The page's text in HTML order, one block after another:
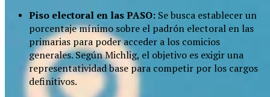
Piso electoral en las PASO: Se busca establecer un
porcentaje mínimo sobre el padrón electoral en las
primarias para poder acceder a los comicios
generales. Según Michlig, el objetivo es exigir una
representatividad base para competir por los cargos
definitivos.